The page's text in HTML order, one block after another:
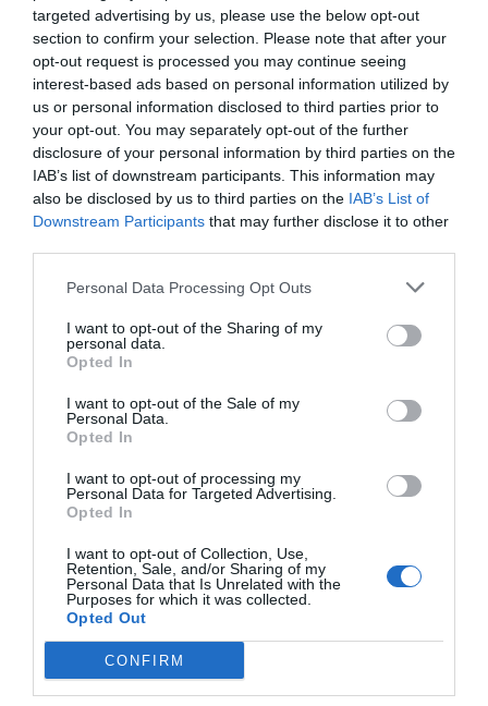
targeted advertising by us, please use the below opt-out
section to confirm your selection. Please note that after your
opt-out request is processed you may continue seeing
interest-based ads based on personal information utilized by
us or personal information disclosed to third parties prior to
your opt-out. You may separately opt-out of the further
disclosure of your personal information by third parties on the
IAB’s list of downstream participants. This information may
also be disclosed by us to third parties on the IAB’s List of
Downstream Participants that may further disclose it to other
Personal Data Processing Opt Outs
I want to opt-out of the Sharing of my
personal data.
Opted In
I want to opt-out of the Sale of my
Personal Data.
Opted In
I want to opt-out of processing my
Personal Data for Targeted Advertising.
Opted In
I want to opt-out of Collection, Use,
Retention, Sale, and/or Sharing of my
Personal Data that Is Unrelated with the
Purposes for which it was collected.
Opted Out
CONFIRM